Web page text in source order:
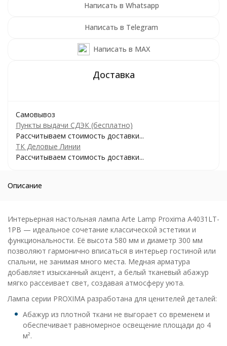
Написать в Whatsapp
Написать в Telegram
Написать в MAX
Самовывоз
Пункты выдачи СДЭК (бесплатно)
Рассчитываем стоимость доставки...
ТК Деловые Линии
Рассчитываем стоимость доставки...
Описание
Интерьерная настольная лампа Arte Lamp Proxima A4031LT-
1PB — идеальное сочетание классической эстетики и
функциональности. Её высота 580 мм и диаметр 300 мм
позволяют гармонично вписаться в интерьер гостиной или
спальни, не занимая много места. Медная арматура
добавляет изысканный акцент, а белый тканевый абажур
мягко рассеивает свет, создавая атмосферу уюта.
Лампа серии PROXIMA разработана для ценителей деталей:
Абажур из плотной ткани не выгорает со временем и
обеспечивает равномерное освещение площади до 4
м².